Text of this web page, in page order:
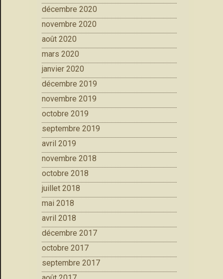
décembre 2020
novembre 2020
août 2020
mars 2020
janvier 2020
décembre 2019
novembre 2019
octobre 2019
septembre 2019
avril 2019
novembre 2018
octobre 2018
juillet 2018
mai 2018
avril 2018
décembre 2017
octobre 2017
septembre 2017